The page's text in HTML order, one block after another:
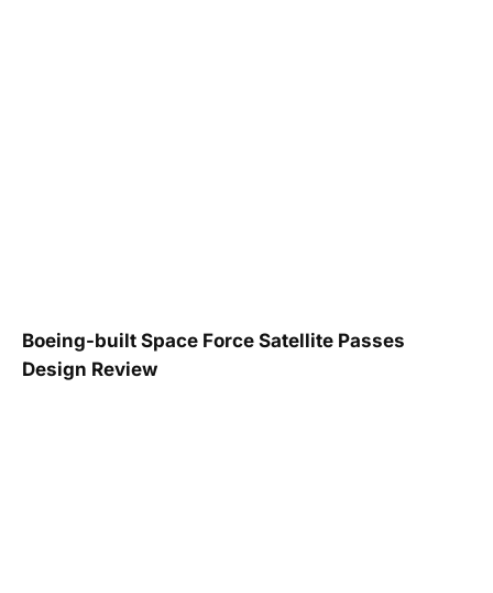
Boeing-built Space Force Satellite Passes
Design Review